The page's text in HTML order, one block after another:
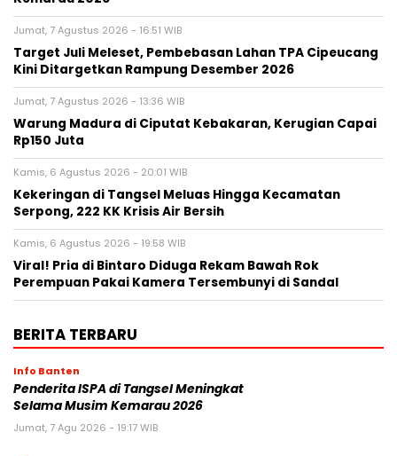
Jumat, 7 Agustus 2026 - 16:51 WIB
Target Juli Meleset, Pembebasan Lahan TPA Cipeucang
Kini Ditargetkan Rampung Desember 2026
Jumat, 7 Agustus 2026 - 13:36 WIB
Warung Madura di Ciputat Kebakaran, Kerugian Capai
Rp150 Juta
Kamis, 6 Agustus 2026 - 20:01 WIB
Kekeringan di Tangsel Meluas Hingga Kecamatan
Serpong, 222 KK Krisis Air Bersih
Kamis, 6 Agustus 2026 - 19:58 WIB
Viral! Pria di Bintaro Diduga Rekam Bawah Rok
Perempuan Pakai Kamera Tersembunyi di Sandal
BERITA TERBARU
Info Banten
Penderita ISPA di Tangsel Meningkat
Selama Musim Kemarau 2026
Jumat, 7 Agu 2026 - 19:17 WIB